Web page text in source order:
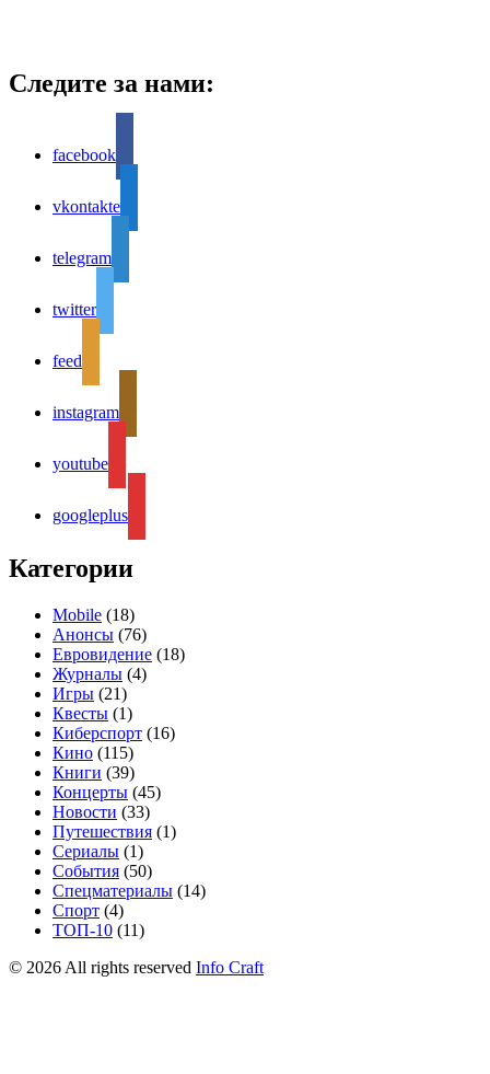
Следите за нами:
facebook
vkontakte
telegram
twitter
feed
instagram
youtube
googleplus
Категории
Mobile (18)
Анонсы (76)
Евровидение (18)
Журналы (4)
Игры (21)
Квесты (1)
Киберспорт (16)
Кино (115)
Книги (39)
Концерты (45)
Новости (33)
Путешествия (1)
Сериалы (1)
События (50)
Спецматериалы (14)
Спорт (4)
ТОП-10 (11)
© 2026 All rights reserved Info Craft